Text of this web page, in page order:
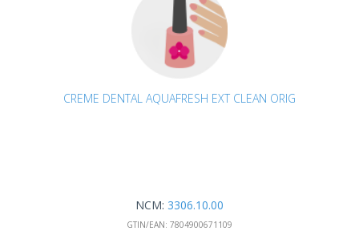
CREME DENTAL AQUAFRESH EXT CLEAN ORIG
NCM: 3306.10.00
GTIN/EAN: 7804900671109